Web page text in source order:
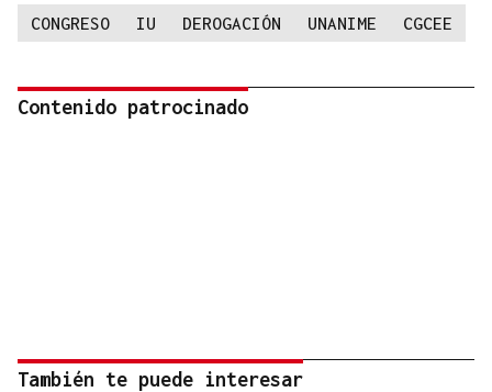
CONGRESO IU DEROGACIÓN UNANIME CGCEE
Contenido patrocinado
También te puede interesar